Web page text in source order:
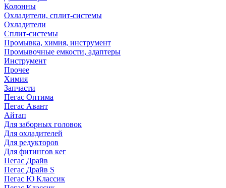
Колонны
Охладители, сплит-системы
Охладители
Сплит-системы
Промывка, химия, инструмент
Промывочные емкости, адаптеры
Инструмент
Прочее
Химия
Запчасти
Пегас Оптима
Пегас Авант
Айтап
Для заборных головок
Для охладителей
Для редукторов
Для фитингов кег
Пегас Драйв
Пегас Драйв S
Пегас Ю Классик